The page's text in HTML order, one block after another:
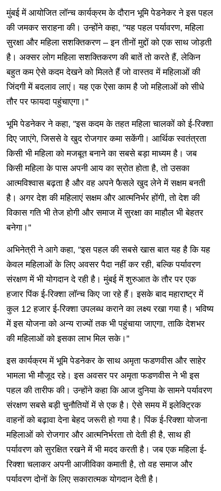
मुंबई में आयोजित लॉन्च कार्यक्रम के दौरान भूमि पेडनेकर ने इस पहल
की जमकर सराहना की। उन्होंने कहा, ''यह पहल पर्यावरण, महिला
सुरक्षा और महिला सशक्तिकरण – इन तीनों मुद्दों को एक साथ जोड़ती
है। अक्सर लोग महिला सशक्तिकरण की बातें तो करते हैं, लेकिन
बहुत कम ऐसे कदम देखने को मिलते हैं जो वास्तव में महिलाओं की
जिंदगी में बदलाव लाएं। यह एक ऐसा काम है जो महिलाओं को सीधे
तौर पर फायदा पहुंचाएगा।''
भूमि पेडनेकर ने कहा, ''इस कदम के तहत महिला चालकों को ई-रिक्शा
दिए जाएंगे, जिससे वे खुद रोजगार कमा सकेंगी। आर्थिक स्वतंत्रता
किसी भी महिला को मजबूत बनाने का सबसे बड़ा माध्यम है। जब
किसी महिला के पास अपनी आय का स्रोत होता है, तो उसका
आत्मविश्वास बढ़ता है और वह अपने फैसले खुद लेने में सक्षम बनती
है। अगर देश की महिलाएं सक्षम और आत्मनिर्भर होंगी, तो देश की
विकास गति भी तेज होगी और समाज में सुरक्षा का माहौल भी बेहतर
बनेगा।''
अभिनेत्री ने आगे कहा, ''इस पहल की सबसे खास बात यह है कि यह
केवल महिलाओं के लिए अवसर पैदा नहीं कर रही, बल्कि पर्यावरण
संरक्षण में भी योगदान दे रही है। मुंबई में शुरुआत के तौर पर एक
हजार पिंक ई-रिक्शा लॉन्च किए जा रहे हैं। इसके बाद महाराष्ट्र में
कुल 12 हजार ई-रिक्शा उपलब्ध कराने का लक्ष्य रखा गया है। भविष्य
में इस योजना को अन्य राज्यों तक भी पहुंचाया जाएगा, ताकि देशभर
की महिलाओं को इसका लाभ मिल सके।''
इस कार्यक्रम में भूमि पेडनेकर के साथ अमृता फडणवीस और साहेर
भामला भी मौजूद रहे। इस अवसर पर अमृता फडणवीस ने भी इस
पहल की तारीफ की। उन्होंने कहा कि आज दुनिया के सामने पर्यावरण
संरक्षण सबसे बड़ी चुनौतियों में से एक है। ऐसे समय में इलेक्ट्रिक
वाहनों को बढ़ावा देना बेहद जरूरी हो गया है। पिंक ई-रिक्शा योजना
महिलाओं को रोजगार और आत्मनिर्भरता तो देती ही है, साथ ही
पर्यावरण को सुरक्षित रखने में भी मदद करती है। जब एक महिला ई-
रिक्शा चलाकर अपनी आजीविका कमाती है, तो वह समाज और
पर्यावरण दोनों के लिए सकारात्मक योगदान देती है।